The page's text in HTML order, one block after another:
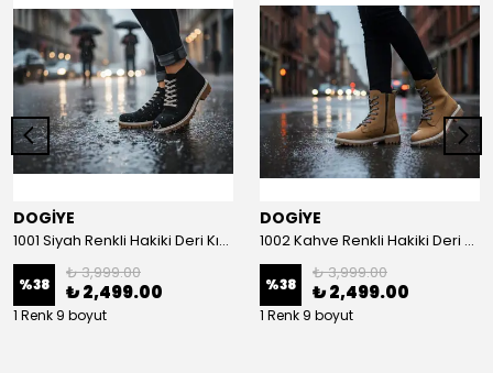
DOGİYE
1001 Siyah Renkli Hakiki Deri Kışlık Bot
%38
₺ 3,999.00
₺ 2,499.00
1 Renk 9 boyut
DOGİYE
1002 Kahve Renkli Hakiki Deri Kışlık Bot
%38
₺ 3,999.00
₺ 2,499.00
1 Renk 9 boyut